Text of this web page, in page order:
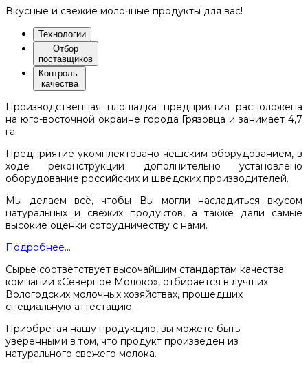
Вкусные и свежие молочные продукты для вас!
Технологии
Отбор
поставщиков
Контроль
качества
Производственная площадка предприятия расположена
на юго-восточной окраине города Грязовца и занимает 4,7
га.
Предприятие укомплектовано чешским оборудованием, в
ходе реконструкции дополнительно установлено
оборудование российских и шведских производителей.
Мы делаем всё, чтобы Вы могли насладиться вкусом
натуральных и свежих продуктов, а также дали самые
высокие оценки сотрудничеству с нами.
Подробнее...
Сырье соответствует высочайшим стандартам качества
компании «Северное Молоко», отбирается в лучших
Вологодских молочных хозяйствах, прошедших
специальную аттестацию.
Приобретая нашу продукцию, вы можете быть
уверенными в том, что продукт произведен из
натурального свежего молока.